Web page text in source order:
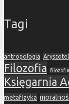
Tagi
antropologia
Filozofia
Księgarnia
metafizyka